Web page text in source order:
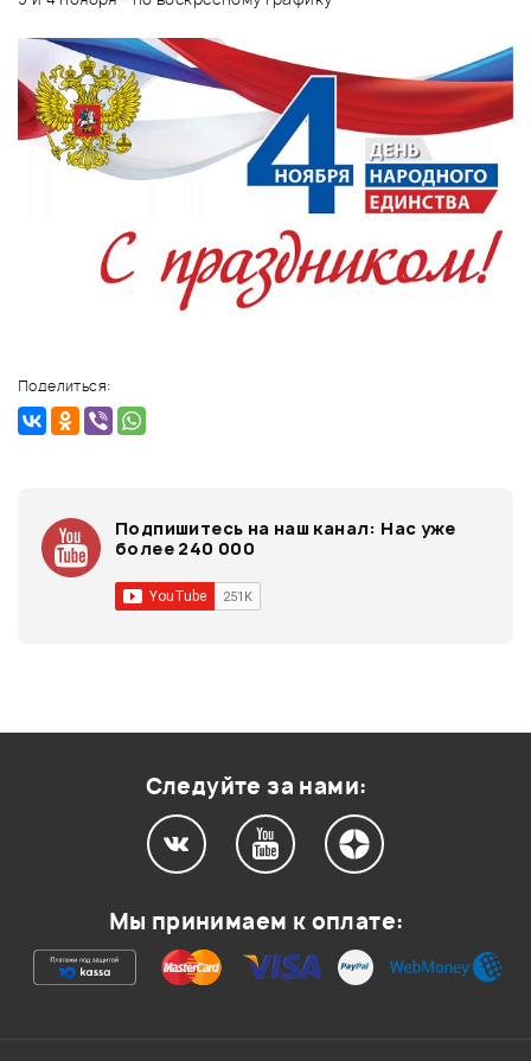
Поделиться:
Подпишитесь на наш канал: Нас уже
более 240 000
Следуйте за нами:
Мы принимаем к оплате: